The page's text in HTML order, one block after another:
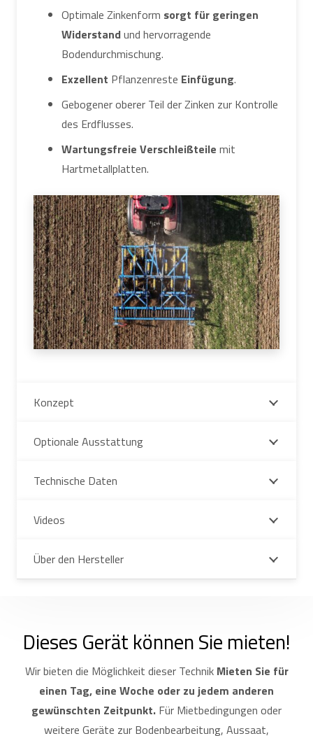
Optimale Zinkenform sorgt für geringen
Widerstandund hervorragende
Bodendurchmischung.
Exzellent Pflanzenreste Einfügung.
Gebogener oberer Teil der Zinken zur Kontrolle
des Erdflusses.
Wartungsfreie Verschleißteile mit
Hartmetallplatten.
Konzept
Optionale Ausstattung
Technische Daten
Videos
Über den Hersteller
Dieses Gerät können Sie mieten!
Wir bieten die Möglichkeit dieser Technik Mieten Sie für
einen Tag, eine Woche oder zu jedem anderen
gewünschten Zeitpunkt. Für Mietbedingungen oder
weitere Geräte zur Bodenbearbeitung, Aussaat,